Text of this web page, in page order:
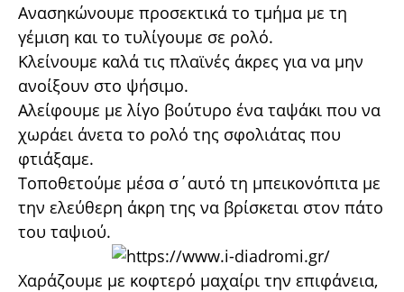
Ανασηκώνουμε προσεκτικά το τμήμα με τη
γέμιση και το τυλίγουμε σε ρολό.
Κλείνουμε καλά τις πλαϊνές άκρες για να μην
ανοίξουν στο ψήσιμο.
Αλείφουμε με λίγο βούτυρο ένα ταψάκι που να
χωράει άνετα το ρολό της σφολιάτας που
φτιάξαμε.
Τοποθετούμε μέσα σ΄αυτό τη μπεικονόπιτα με
την ελεύθερη άκρη της να βρίσκεται στον πάτο
του ταψιού.
Χαράζουμε με κοφτερό μαχαίρι την επιφάνεια,